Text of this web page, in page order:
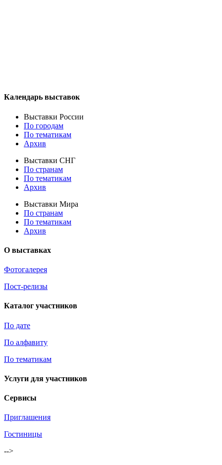
Календарь выставок
Выставки России
По городам
По тематикам
Архив
Выставки СНГ
По странам
По тематикам
Архив
Выставки Мира
По странам
По тематикам
Архив
О выставках
Фотогалерея
Пост-релизы
Каталог участников
По дате
По алфавиту
По тематикам
Услуги для участников
Сервисы
Приглашения
Гостиницы
-->